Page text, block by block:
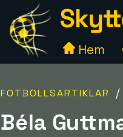
Hem
FOTBOLLSARTIKLAR /
Béla